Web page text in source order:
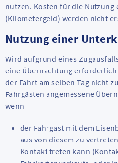
nutzen. Kosten für die Nutzung
(Kilometergeld) werden nicht
Nutzung einer
Wird aufgrund eines
eine Übernachtung
der Fahrt am selben Tag nicht
Fahrgästen angemessene
wenn
der Fahrgast mit dem
aus von diesem zu
Kontakt treten kann